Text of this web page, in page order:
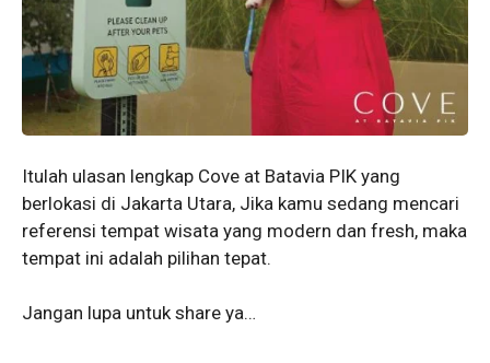
Itulah ulasan lengkap Cove at Batavia PIK yang
berlokasi di Jakarta Utara, Jika kamu sedang mencari
referensi tempat wisata yang modern dan fresh, maka
tempat ini adalah pilihan tepat.
Jangan lupa untuk share ya…